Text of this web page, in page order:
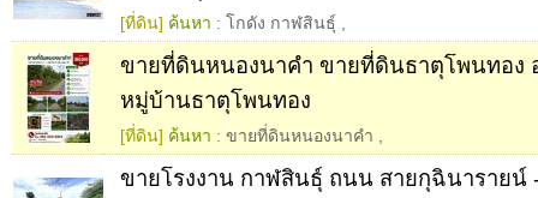
[ที่ดิน] ค้นหา : โกดัง กาฬสินธุ์
ขายที่ดินหนองนาคำ ขายที่ดินธาตุโพนทอง​
หมู่บ้านธาตุโพนทอง
[ที่ดิน] ค้นหา : ขายที่ดินหนองนาคำ
ขายโรงงาน กาฬสินธุ์ ถนน สายกุฉินารายน์